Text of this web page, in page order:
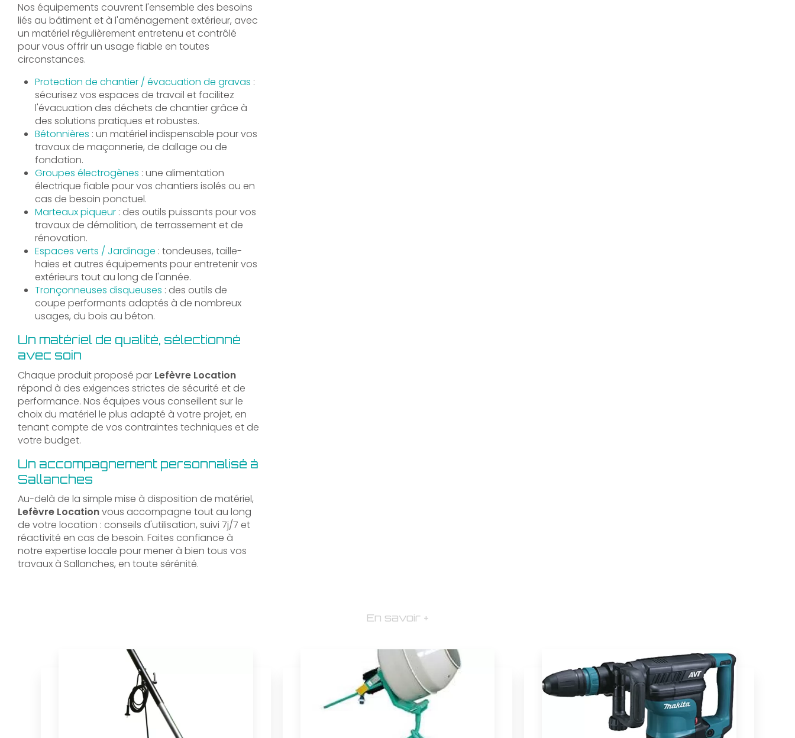
Nos équipements couvrent l'ensemble des besoins
liés au bâtiment et à l'aménagement extérieur, avec
un matériel régulièrement entretenu et contrôlé
pour vous offrir un usage fiable en toutes
circonstances.
Protection de chantier / évacuation de gravas :
sécurisez vos espaces de travail et facilitez
l'évacuation des déchets de chantier grâce à
des solutions pratiques et robustes.
Bétonnières : un matériel indispensable pour vos
travaux de maçonnerie, de dallage ou de
fondation.
Groupes électrogènes : une alimentation
électrique fiable pour vos chantiers isolés ou en
cas de besoin ponctuel.
Marteaux piqueur: des outils puissants pour vos
travaux de démolition, de terrassement et de
rénovation.
Espaces verts / Jardinage : tondeuses, taille-
haies et autres équipements pour entretenir vos
extérieurs tout au long de l'année.
Tronçonneuses disqueuses : des outils de
coupe performants adaptés à de nombreux
usages, du bois au béton.
Un matériel de qualité, sélectionné
avec soin
Chaque produit proposé par Lefèvre Location
répond à des exigences strictes de sécurité et de
performance. Nos équipes vous conseillent sur le
choix du matériel le plus adapté à votre projet, en
tenant compte de vos contraintes techniques et de
votre budget.
Un accompagnement personnalisé à
Sallanches
Au-delà de la simple mise à disposition de matériel,
Lefèvre Locationvous accompagne tout au long
de votre location : conseils d'utilisation, suivi 7j/7 et
réactivité en cas de besoin. Faites confiance à
notre expertise locale pour mener à bien tous vos
travaux à Sallanches, en toute sérénité.
En savoir +